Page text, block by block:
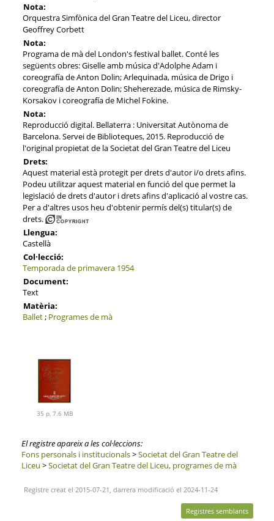
Nota:
Orquestra Simfònica del Gran Teatre del Liceu, director
Geoffrey Corbett
Nota:
Programa de mà del London's festival ballet. Conté les
següents obres: Giselle amb música d'Adolphe Adam i
coreografía de Anton Dolin; Arlequinada, música de Drigo i
coreografía de Anton Dolin; Sheherezade, música de Rimsky-
Korsakov i coreografía de Michel Fokine.
Nota:
Reproducció digital. Bellaterra : Universitat Autònoma de
Barcelona. Servei de Biblioteques, 2015. Reproducció de
l'original propietat de la Societat del Gran Teatre del Liceu
Drets:
Aquest material està protegit per drets d'autor i/o drets afins.
Podeu utilitzar aquest material en funció del que permet la
legislació de drets d'autor i drets afins d'aplicació al vostre cas.
Per a d'altres usos heu d'obtenir permís del(s) titular(s) de
drets.
Llengua:
Castellà
Col·lecció:
Temporada de primavera 1954
Document:
Text
Matèria:
Ballet; Programes de mà
35 p, 7.6 MB
El registre apareix a les col·leccions:
Fons personals i institucionals>Societat del Gran Teatre del
Liceu >Societat del Gran Teatre del Liceu, programes de mà
Registre creat el 2015-07-21, darrera modificació el 2024-11-24
Registres semblants